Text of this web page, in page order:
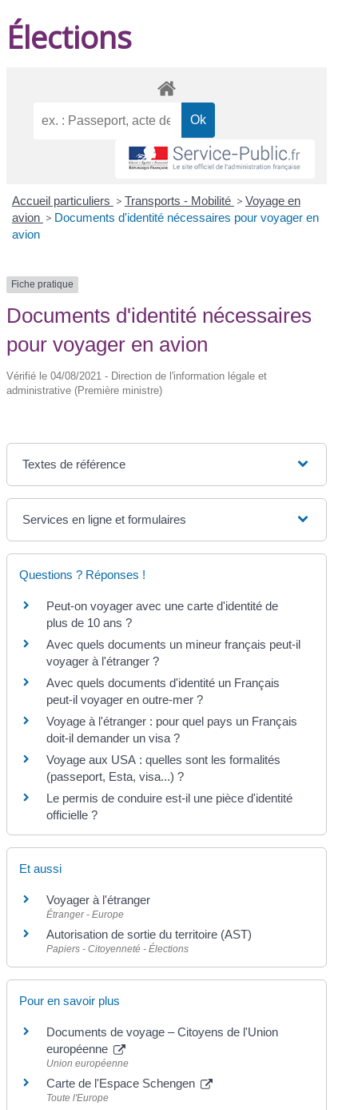
Élections
Accueil particuliers > Transports - Mobilité > Voyage en
avion > Documents d'identité nécessaires pour voyager en
avion
Fiche pratique
Documents d'identité nécessaires
pour voyager en avion
Vérifié le 04/08/2021 - Direction de l'information légale et
administrative (Première ministre)
Textes de référence
Services en ligne et formulaires
Questions ? Réponses !
Peut-on voyager avec une carte d'identité de
plus de 10 ans ?
Avec quels documents un mineur français peut-il
voyager à l'étranger ?
Avec quels documents d'identité un Français
peut-il voyager en outre-mer ?
Voyage à l'étranger : pour quel pays un Français
doit-il demander un visa ?
Voyage aux USA : quelles sont les formalités
(passeport, Esta, visa...) ?
Le permis de conduire est-il une pièce d'identité
officielle ?
Et aussi
Voyager à l'étranger
Étranger - Europe
Autorisation de sortie du territoire (AST)
Papiers - Citoyenneté - Élections
Pour en savoir plus
Documents de voyage – Citoyens de l'Union
européenne
Union européenne
Carte de l'Espace Schengen
Toute l'Europe